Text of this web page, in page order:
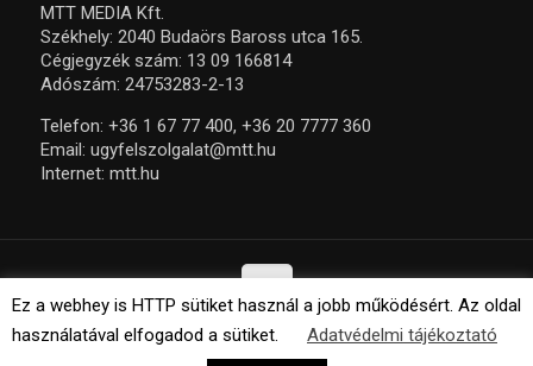
MTT MEDIA Kft.
Székhely: 2040 Budaörs Baross utca 165.
Cégjegyzék szám: 13 09 166814
Adószám: 24753283-2-13
Telefon: +36 1 67 77 400, +36 20 7777 360
Email: ugyfelszolgalat@mtt.hu
Internet: mtt.hu
© 2021 MTT Media Kft. Minden jog fenntartva.
Ez a webhey is HTTP sütiket használ a jobb működésért. Az oldal
használatával elfogadod a sütiket.
Adatvédelmi tájékoztató